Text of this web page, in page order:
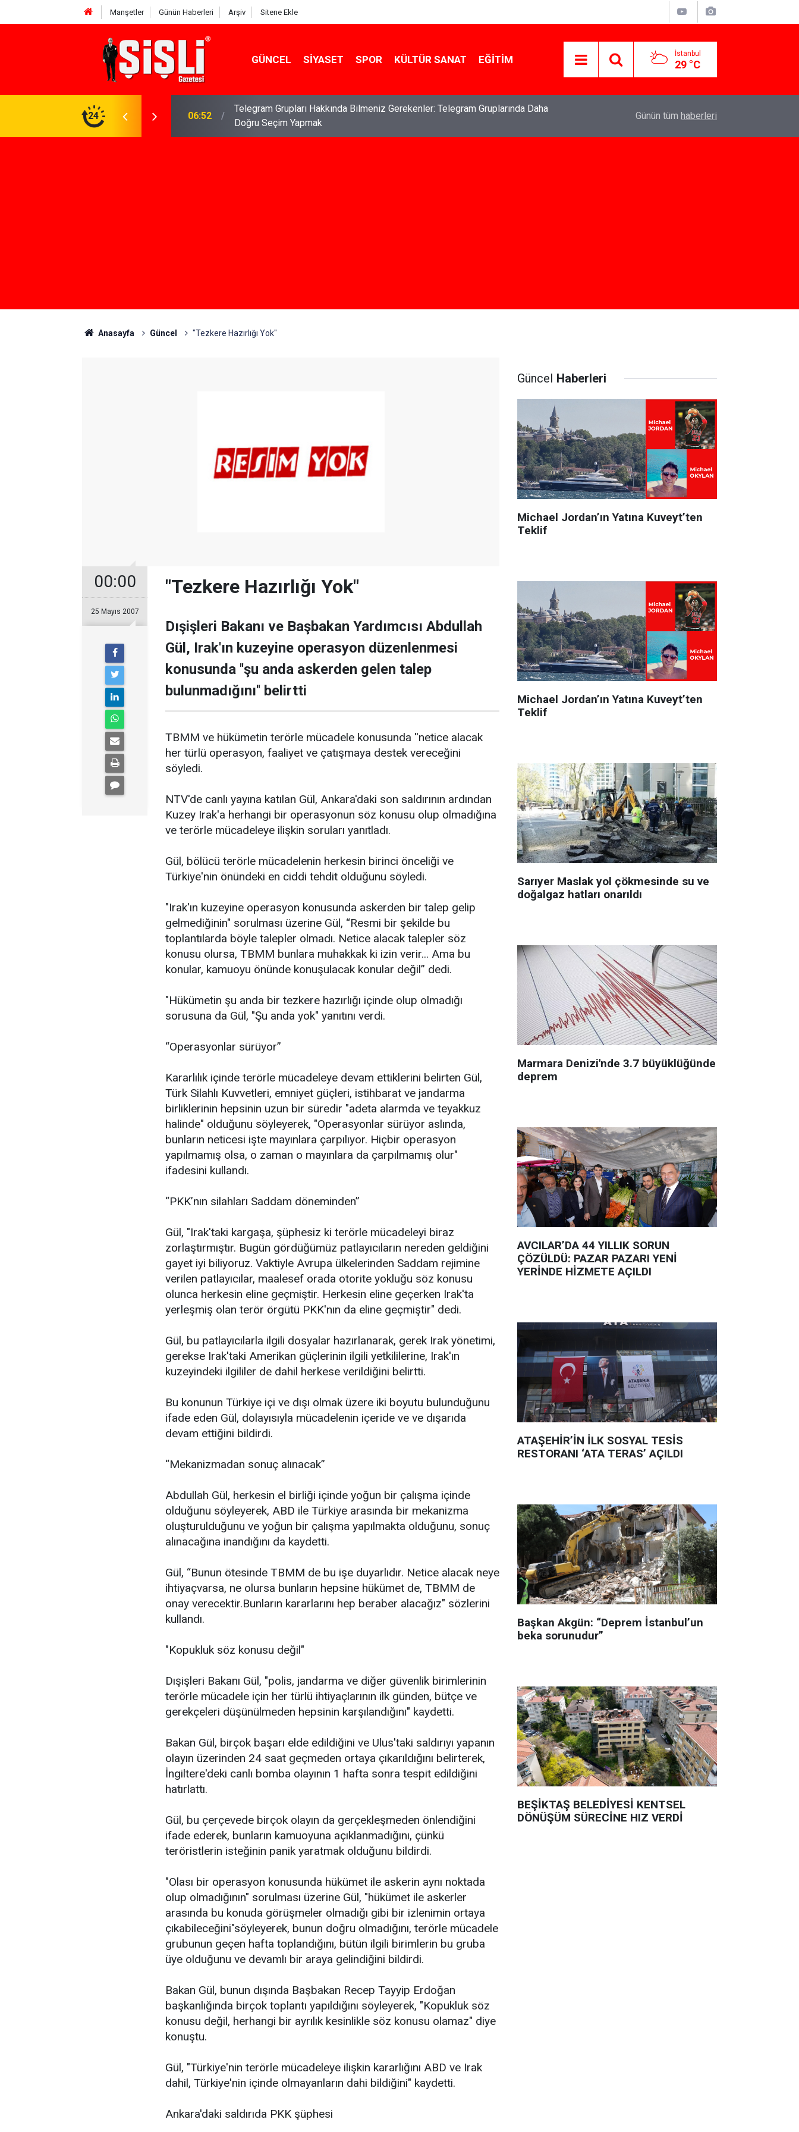
Manşetler Günün Haberleri Arşiv Sitene Ekle
GÜNCEL SIYASET SPOR KÜLTÜR SANAT EĞITIM İstanbul
29 °C
24
Gerekenler: Telegram Gruplarında Daha
04:43 İş Davaları: Haklarınızı Bilmek ve Koruma Altına Almak Özlem Drahyalı Kimdir, Nereli ve Kaç
Günün tüm haberleri
Anasayfa Güncel "Tezkere Hazırlığı Yok"
00:00
25 Mayıs 2007
"Tezkere Hazırlığı Yok"
Dışişleri Bakanı ve Başbakan Yardımcısı Abdullah
Gül, Irak'ın kuzeyine operasyon düzenlenmesi
konusunda ''şu anda askerden gelen talep
bulunmadığını'' belirtti
TBMM ve hükümetin terörle mücadele konusunda ''netice alacak
her türlü operasyon, faaliyet ve çatışmaya destek vereceğini
söyledi.
NTV'de canlı yayına katılan Gül, Ankara'daki son saldırının ardından
Kuzey Irak'a herhangi bir operasyonun söz konusu olup olmadığına
ve terörle mücadeleye ilişkin soruları yanıtladı.
Gül, bölücü terörle mücadelenin herkesin birinci önceliği ve
Türkiye'nin önündeki en ciddi tehdit olduğunu söyledi.
"Irak'ın kuzeyine operasyon konusunda askerden bir talep gelip
gelmediğinin" sorulması üzerine Gül, “Resmi bir şekilde bu
toplantılarda böyle talepler olmadı. Netice alacak talepler söz
konusu olursa, TBMM bunlara muhakkak ki izin verir... Ama bu
konular, kamuoyu önünde konuşulacak konular değil” dedi.
"Hükümetin şu anda bir tezkere hazırlığı içinde olup olmadığı
sorusuna da Gül, "Şu anda yok" yanıtını verdi.
“Operasyonlar sürüyor”
Kararlılık içinde terörle mücadeleye devam ettiklerini belirten Gül,
Türk Silahlı Kuvvetleri, emniyet güçleri, istihbarat ve jandarma
birliklerinin hepsinin uzun bir süredir "adeta alarmda ve teyakkuz
halinde" olduğunu söyleyerek, "Operasyonlar sürüyor aslında,
bunların neticesi işte mayınlara çarpılıyor. Hiçbir operasyon
yapılmamış olsa, o zaman o mayınlara da çarpılmamış olur"
ifadesini kullandı.
“PKK’nın silahları Saddam döneminden”
Gül, "Irak'taki kargaşa, şüphesiz ki terörle mücadeleyi biraz
zorlaştırmıştır. Bugün gördüğümüz patlayıcıların nereden geldiğini
gayet iyi biliyoruz. Vaktiyle Avrupa ülkelerinden Saddam rejimine
verilen patlayıcılar, maalesef orada otorite yokluğu söz konusu
olunca herkesin eline geçmiştir. Herkesin eline geçerken Irak'ta
yerleşmiş olan terör örgütü PKK'nın da eline geçmiştir" dedi.
Gül, bu patlayıcılarla ilgili dosyalar hazırlanarak, gerek Irak yönetimi,
gerekse Irak'taki Amerikan güçlerinin ilgili yetkililerine, Irak'ın
kuzeyindeki ilgililer de dahil herkese verildiğini belirtti.
Bu konunun Türkiye içi ve dışı olmak üzere iki boyutu bulunduğunu
ifade eden Gül, dolayısıyla mücadelenin içeride ve ve dışarıda
devam ettiğini bildirdi.
“Mekanizmadan sonuç alınacak”
Abdullah Gül, herkesin el birliği içinde yoğun bir çalışma içinde
olduğunu söyleyerek, ABD ile Türkiye arasında bir mekanizma
oluşturulduğunu ve yoğun bir çalışma yapılmakta olduğunu, sonuç
alınacağına inandığını da kaydetti.
Gül, “Bunun ötesinde TBMM de bu işe duyarlıdır. Netice alacak neye
ihtiyaçvarsa, ne olursa bunların hepsine hükümet de, TBMM de
onay verecektir.Bunların kararlarını hep beraber alacağız" sözlerini
kullandı.
"Kopukluk söz konusu değil"
Dışişleri Bakanı Gül, "polis, jandarma ve diğer güvenlik birimlerinin
terörle mücadele için her türlü ihtiyaçlarının ilk günden, bütçe ve
gerekçeleri düşünülmeden hepsinin karşılandığını" kaydetti.
Bakan Gül, birçok başarı elde edildiğini ve Ulus'taki saldırıyı yapanın
olayın üzerinden 24 saat geçmeden ortaya çıkarıldığını belirterek,
İngiltere'deki canlı bomba olayının 1 hafta sonra tespit edildiğini
hatırlattı.
Gül, bu çerçevede birçok olayın da gerçekleşmeden önlendiğini
ifade ederek, bunların kamuoyuna açıklanmadığını, çünkü
teröristlerin isteğinin panik yaratmak olduğunu bildirdi.
"Olası bir operasyon konusunda hükümet ile askerin aynı noktada
olup olmadığının" sorulması üzerine Gül, "hükümet ile askerler
arasında bu konuda görüşmeler olmadığı gibi bir izlenimin ortaya
çıkabileceğini"söyleyerek, bunun doğru olmadığını, terörle mücadele
grubunun geçen hafta toplandığını, bütün ilgili birimlerin bu gruba
üye olduğunu ve devamlı bir araya gelindiğini bildirdi.
Bakan Gül, bunun dışında Başbakan Recep Tayyip Erdoğan
başkanlığında birçok toplantı yapıldığını söyleyerek, "Kopukluk söz
konusu değil, herhangi bir ayrılık kesinlikle söz konusu olamaz" diye
konuştu.
Gül, "Türkiye'nin terörle mücadeleye ilişkin kararlığını ABD ve Irak
dahil, Türkiye'nin içinde olmayanların dahi bildiğini" kaydetti.
Ankara'daki saldırıda PKK şüphesi
Güncel Haberleri
Michael Jordan’ın Yatına Kuveyt’ten
Teklif
Michael Jordan’ın Yatına Kuveyt’ten
Teklif
Sarıyer Maslak yol çökmesinde su ve
doğalgaz hatları onarıldı
Marmara Denizi'nde 3.7 büyüklüğünde
deprem
AVCILAR’DA 44 YILLIK SORUN
ÇÖZÜLDÜ: PAZAR PAZARI YENİ
YERİNDE HİZMETE AÇILDI
ATAŞEHİR’İN İLK SOSYAL TESİS
RESTORANI ‘ATA TERAS’ AÇILDI
Başkan Akgün: “Deprem İstanbul’un
beka sorunudur”
BEŞİKTAŞ BELEDİYESİ KENTSEL
DÖNÜŞÜM SÜRECİNE HIZ VERDİ